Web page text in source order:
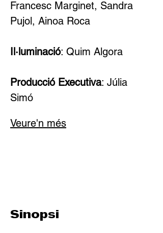
Francesc Marginet, Sandra
Pujol, Ainoa Roca
Il·luminació: Quim Algora
Producció Executiva: Júlia
Simó
Veure'n més
Sinopsi